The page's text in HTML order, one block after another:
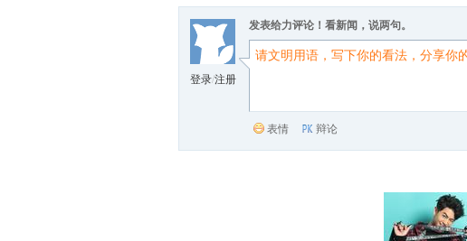
登录/注册
发表给力评论！看新闻，说两句。
表情 辩论